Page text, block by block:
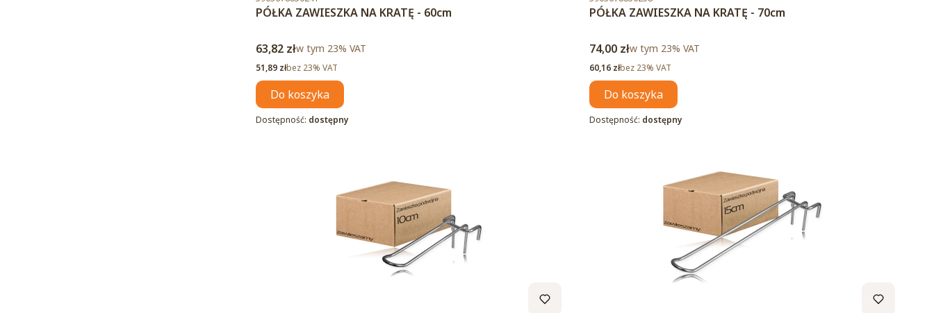
PÓŁKA ZAWIESZKA NA KRATĘ - 60cm
Cena brutto
63,82 złw tym %s VAT
w tym 23% VAT
Cena netto
51,89 złbez 23% VAT
Do koszyka
Dostępność: dostępny
PÓŁKA ZAWIESZKA NA KRATĘ - 70cm
Cena brutto
74,00 złw tym %s VAT
w tym 23% VAT
Cena netto
60,16 złbez 23% VAT
Do koszyka
Dostępność: dostępny